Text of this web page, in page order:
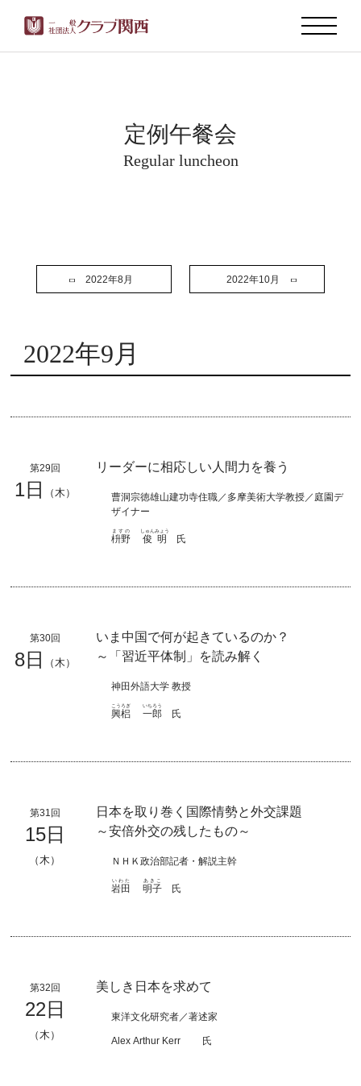
定例午餐会
Regular luncheon
2022年8月 2022年10月
2022年9月
第29回
1日 （木）
リーダーに相応しい人間力を養う
曹洞宗徳雄山建功寺住職／多摩美術大学教授／庭園デ
ザイナー
枡野
ますの
俊明
しゅんみょう
氏
第30回
8日 （木）
いま中国で何が起きているのか？
～「習近平体制」を読み解く
神田外語大学 教授
興梠
こうろぎ
一郎
いちろう
氏
第31回
15日
（木）
日本を取り巻く国際情勢と外交課題
～安倍外交の残したもの～
ＮＨＫ政治部記者・解説主幹
岩田
いわた
明子
あきこ
氏
第32回
22日
（木）
美しき日本を求めて
東洋文化研究者／著述家
Alex Arthur Kerr 氏